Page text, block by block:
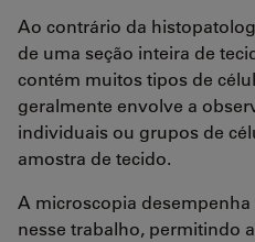
Ao contrário da
de uma seção inteira de
contém muitos tipos de
geralmente envolve a
individuais ou grupos de
amostra de tecido.
A microscopia
nesse trabalho, permitindo